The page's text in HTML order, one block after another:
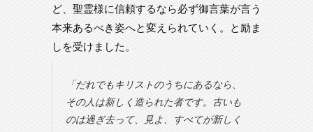
ど、聖霊様に信頼するなら必ず御言葉が言う
本来あるべき姿へと変えられていく。と励ま
しを受けました。
「だれでもキリストのうちにあるなら、
その人は新しく造られた者です。古いも
のは過ぎ去って、見よ、すべてが新しく